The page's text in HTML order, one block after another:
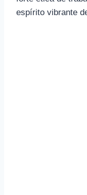
espírito vibrante